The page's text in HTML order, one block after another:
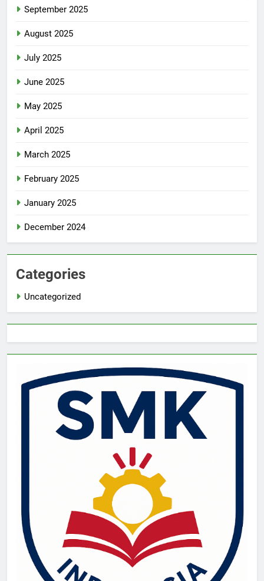
September 2025
August 2025
July 2025
June 2025
May 2025
April 2025
March 2025
February 2025
January 2025
December 2024
Categories
Uncategorized